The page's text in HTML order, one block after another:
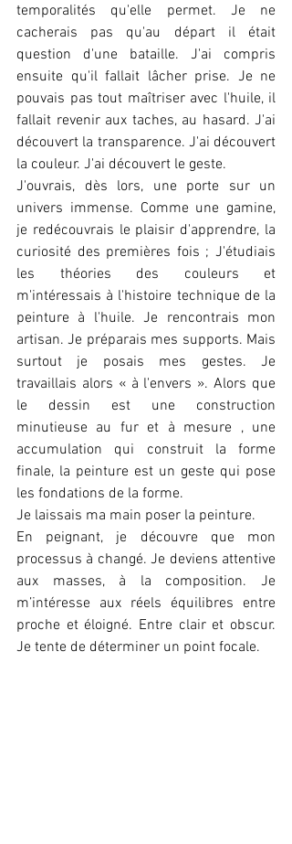
temporalités qu'elle permet. Je ne
cacherais pas qu'au départ il était
question d'une bataille. J'ai compris
ensuite qu'il fallait lâcher prise. Je ne
pouvais pas tout maîtriser avec l'huile, il
fallait revenir aux taches, au hasard. J'ai
découvert la transparence. J'ai découvert
la couleur. J'ai découvert le geste.
J'ouvrais, dès lors, une porte sur un
univers immense. Comme une gamine,
je redécouvrais le plaisir d'apprendre, la
curiosité des premières fois ; J'étudiais
les théories des couleurs et
m'intéressais à l'histoire technique de la
peinture à l'huile. Je rencontrais mon
artisan. Je préparais mes supports. Mais
surtout je posais mes gestes. Je
travaillais alors « à l'envers ». Alors que
le dessin est une construction
minutieuse au fur et à mesure , une
accumulation qui construit la forme
finale, la peinture est un geste qui pose
les fondations de la forme.
Je laissais ma main poser la peinture.
En peignant, je découvre que mon
processus à changé. Je deviens attentive
aux masses, à la composition. Je
m’intéresse aux réels équilibres entre
proche et éloigné. Entre clair et obscur.
Je tente de déterminer un point focale.